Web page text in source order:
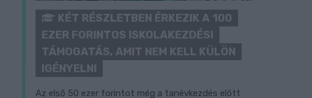
KÉT RÉSZLETBEN ÉRKEZIK A 100
EZER FORINTOS ISKOLAKEZDÉSI
TÁMOGATÁS, AMIT NEM KELL KÜLÖN
IGÉNYELNI
Az első 50 ezer forintot még a tanévkezdés előtt